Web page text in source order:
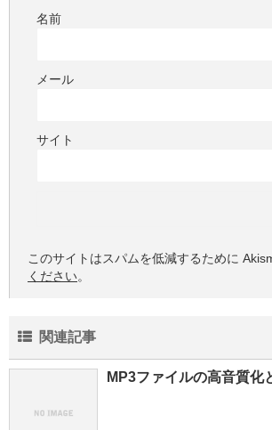
名前
メール
サイト
このサイトはスパムを低減するために
ください。
関連記事
MP3ファイルの高音質化